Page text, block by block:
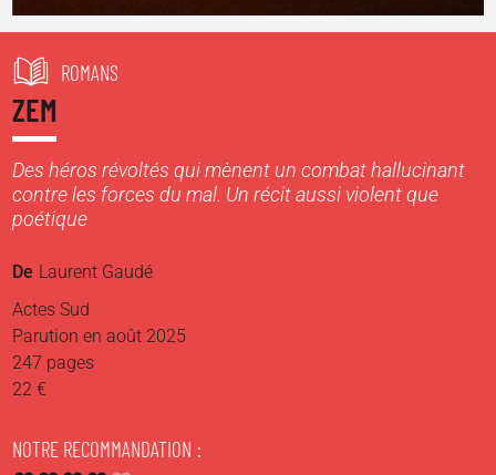
ROMANS
ZEM
Des héros révoltés qui mènent un combat hallucinant
contre les forces du mal. Un récit aussi violent que
poétique
De Laurent Gaudé
Actes Sud
Parution en août 2025
247 pages
22 €
NOTRE RECOMMANDATION